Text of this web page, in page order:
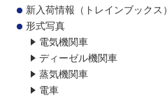
新入荷情報（トレインブックス）
形式写真
電気機関車
ディーゼル機関車
蒸気機関車
電車